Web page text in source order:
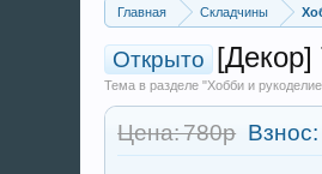
Главная Складчины
Открыто [Декор]
Тема в разделе "Хобби и
Цена: 780р Взнос: